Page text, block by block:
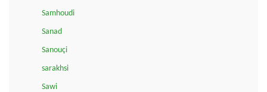
Samhoudi
Sanad
Sanouçi
sarakhsi
Sawi